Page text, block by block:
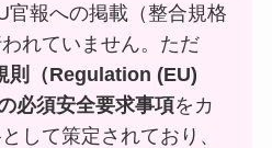
官報への掲載（整合規格
れていません。ただ
則（Regulation (EU)
必須安全要求事項をカ
して策定されており、